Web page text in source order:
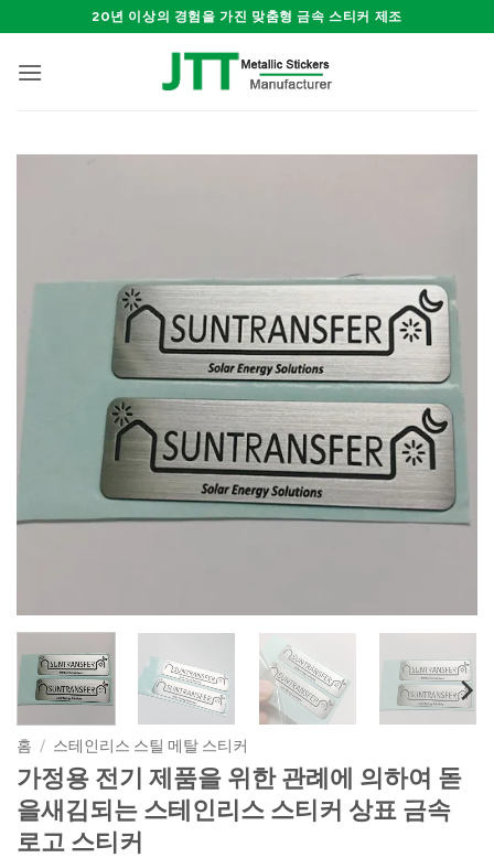
to
content
20년 이상의 경험을 가진 맞춤형 금속 스티커 제조
홈 / 스테인리스 스틸 메탈 스티커
가정용 전기 제품을 위한 관례에 의하여 돋
을새김되는 스테인리스 스티커 상표 금속
로고 스티커